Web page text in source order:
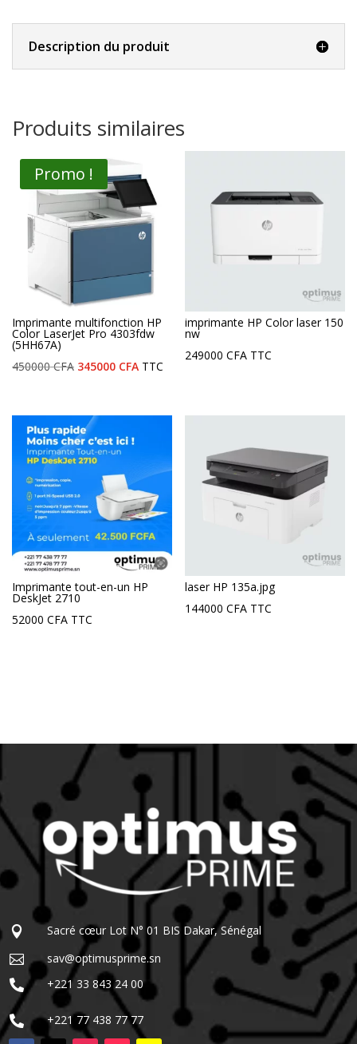
Description du produit
Produits similaires
Promo !
Imprimante multifonction HP
Color LaserJet Pro 4303fdw
(5HH67A)
450000CFA Le
était :
450000 CFA.
345000 CFALeTTC
imprimante HP Color laser 150
nw
249000CFA TTC
Imprimante tout-en-un HP
DeskJet 2710
52000 CFA TTC
laser HP 135a.jpg
144000CFA TTC
 Sacré cœur Lot N° 01 BIS Dakar, Sénégal
 sav@optimusprime.sn
 +221 33 843 24 00
 +221 77 438 77 77